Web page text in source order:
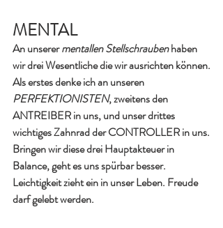
MENTAL
An unserer mentallen Stellschrauben haben
wir drei Wesentliche die wir ausrichten können.
Als erstes denke ich an unseren
PERFEKTIONISTEN, zweitens den
ANTREIBER in uns, und unser drittes
wichtiges Zahnrad der CONTROLLER in uns.
Bringen wir diese drei Hauptakteuer in
Balance, geht es uns spürbar besser.
Leichtigkeit zieht ein in unser Leben. Freude
darf gelebt werden.